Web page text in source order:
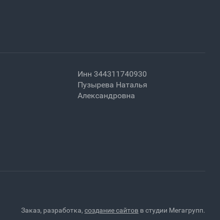
Инн 344311740930
Пузырева Наталья
Александровна
Заказ, разработка, создание сайтов в студии Мегагрупп.